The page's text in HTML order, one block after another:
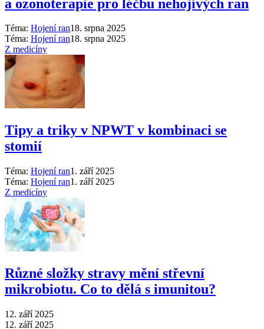
a ozonoterapie pro léčbu nehojivých ran
Téma: Hojení ran18. srpna 2025
Téma: Hojení ran18. srpna 2025
Z medicíny
Tipy a triky v NPWT v kombinaci se
stomií
Téma: Hojení ran1. září 2025
Téma: Hojení ran1. září 2025
Z medicíny
Různé složky stravy mění střevní
mikrobiotu. Co to dělá s imunitou?
12. září 2025
12. září 2025